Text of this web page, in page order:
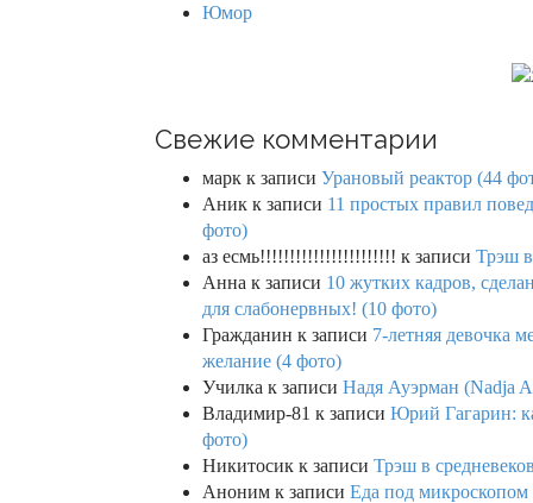
Юмор
Свежие комментарии
марк к записи Урановый реактор (44
Аник к записи 11 простых правил
фото)
аз есмь!!!!!!!!!!!!!!!!!!!!!!! к записи Трэш в
Анна к записи 10 жутких кадров,
для слабонервных! (10 фото)
Гражданин к записи 7-летняя девочка
желание (4 фото)
Училка к записи Надя Ауэрман (Nadja
Владимир-81 к записи Юрий Гагарин:
фото)
Никитосик к записи Трэш в
Аноним к записи Еда под микроскопом